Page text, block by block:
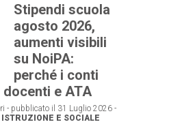
Stipendi scuola
agosto 2026,
aumenti visibili
su NoiPA:
perché i conti
e ATA
- pubblicato il 31 Luglio 2026 -
ISTRUZIONE E SOCIALE